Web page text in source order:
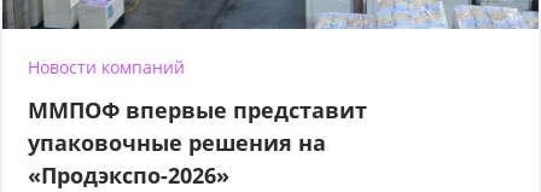
Новости компаний
ММПОФ впервые представит
упаковочные решения на
«Продэкспо-2026»